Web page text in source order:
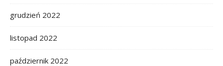
grudzień 2022
listopad 2022
październik 2022